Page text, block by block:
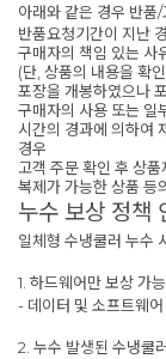
아래와 같은 경우 반품
반품요청기간이 지난
구매자의 책임 있는 사
(단, 상품의 내용을 확
포장을 개봉하였으나
구매자의 사용 또는 일
시간의 경과에 의하여
경우
고객 주문 확인 후 상
복제가 가능한 상품 등
누수 보상 정책
일체형 수냉쿨러 누수
1. 하드웨어만 보상 가
- 데이터 및 소프트웨
2. 누수 발생된 수냉쿨